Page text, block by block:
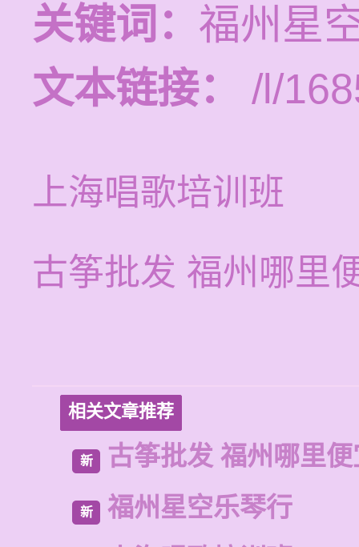
关键词： 福州星
文本链接：
/l/
上海唱歌培训班
古筝批发 福州哪里
相关文章推荐
新 古筝批发 福州哪里
新
福州星空乐琴行